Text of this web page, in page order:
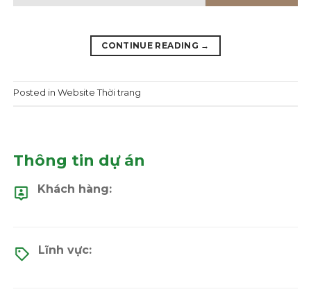
CONTINUE READING →
Posted inWebsite Thời trang
Thông tin dự án
Khách hàng:
Lĩnh vực: